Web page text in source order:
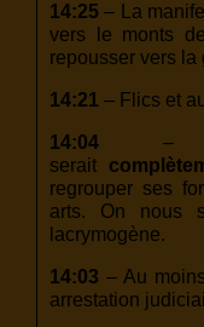
14:25 – La
vers le monts
repousser vers
14:21 – Flics et
14:04 – La
serait
regrouper ses
arts. On nous
lacrymogène.
14:03 – Au
arrestation